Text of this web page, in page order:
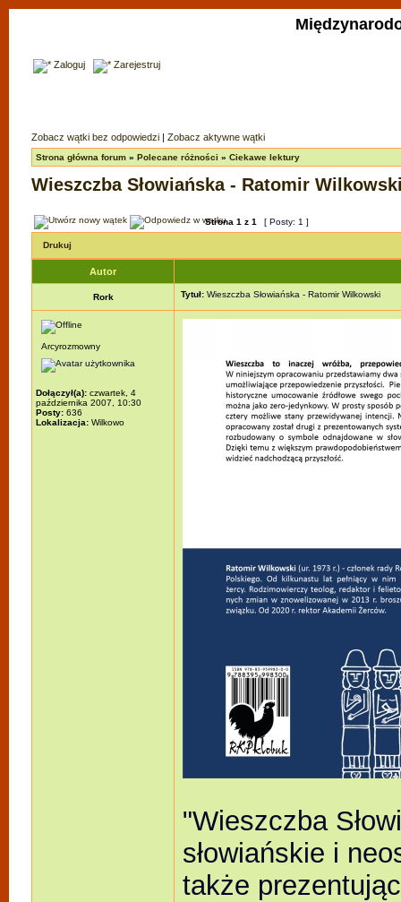
Zaloguj Zarejestruj
Zobacz wątki bez odpowiedzi | Zobacz aktywne wątki
Strona główna forum » Polecane różności » Ciekawe lektury
Wieszczba Słowiańska - Ratomir
Strona 1 z 1 [ Posty: 1 ]
Drukuj
Autor
Rork Tytuł: Wieszczba Słowiańska - Ratomir Wilkowski
Arcyrozmowny
Dołączył(a): czwartek, 4
października 2007, 10:30
Posty: 636
Lokalizacja: Wilkowo
"Wieszczba
słowiańskie i
także